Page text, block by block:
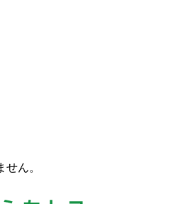
ん。